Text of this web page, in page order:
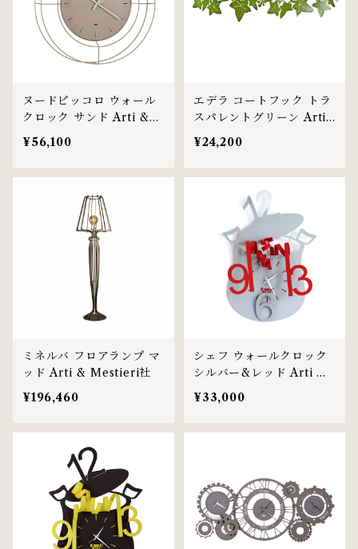
ヌードピッコロ ウォール
クロック サンド Arti &
Mestieri社
¥56,100
エデラ コートフック トラ
スパレントグリーン Arti
& Mestieri社
¥24,200
ミネルバ フロアランプ マ
ッド Arti & Mestieri社
¥196,460
シェフ ウォールクロック
シルバー&レッド Arti &
Mestieri社
¥33,000